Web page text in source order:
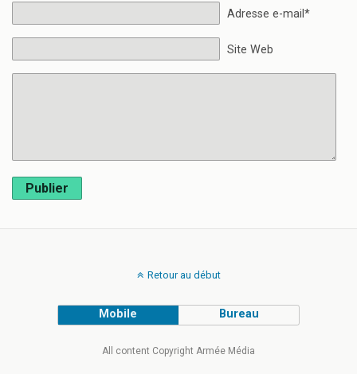
Adresse e-mail*
Site Web
Publier
Retour au début
Mobile Bureau
All content Copyright Armée Média